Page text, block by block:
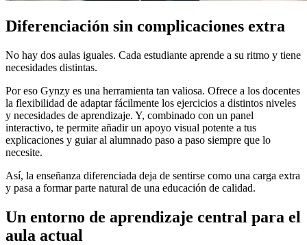
Diferenciación sin complicaciones extra
No hay dos aulas iguales. Cada estudiante aprende a su ritmo y tiene
necesidades distintas.
Por eso Gynzy es una herramienta tan valiosa. Ofrece a los docentes
la flexibilidad de adaptar fácilmente los ejercicios a distintos niveles
y necesidades de aprendizaje. Y, combinado con un panel
interactivo, te permite añadir un apoyo visual potente a tus
explicaciones y guiar al alumnado paso a paso siempre que lo
necesite.
Así, la enseñanza diferenciada deja de sentirse como una carga extra
y pasa a formar parte natural de una educación de calidad.
Un entorno de aprendizaje central para el
aula actual